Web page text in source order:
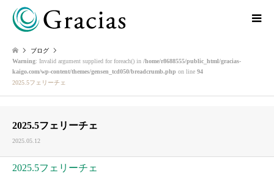
ブログ
Warning: Invalid argument supplied for foreach() in /home/r8688555/public_html/gracias-
kaigo.com/wp-content/themes/gensen_tcd050/breadcrumb.php on line 94
2025.5フェリーチェ
2025.5フェリーチェ
2025.05.12
2025.5フェリーチェ